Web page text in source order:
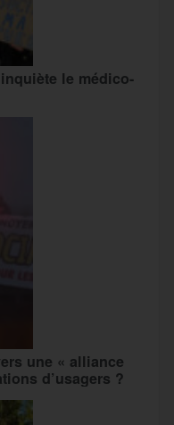
le médico-
une « alliance
d’usagers ?